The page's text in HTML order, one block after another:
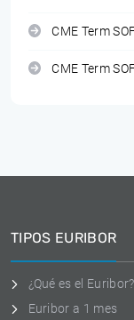
CME Term
CME Term
TIPOS EURIBOR
¿Qué es el Euribor?
Euribor a 1 mes